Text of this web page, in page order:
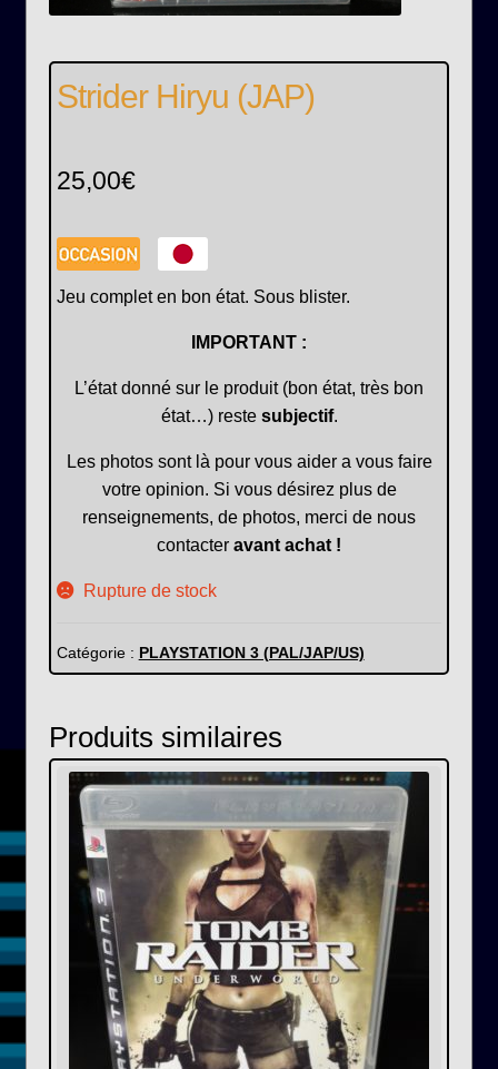
Strider Hiryu (JAP)
25,00€
Jeu complet en bon état. Sous blister.
IMPORTANT :
L’état donné sur le produit (bon état, très bon
état…) reste subjectif.
Les photos sont là pour vous aider a vous faire
votre opinion. Si vous désirez plus de
renseignements, de photos, merci de nous
contacter avant achat !
Rupture de stock
Catégorie : PLAYSTATION 3 (PAL/JAP/US)
Produits similaires